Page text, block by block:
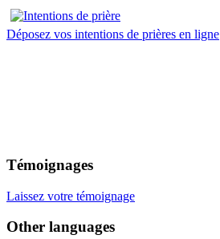
Déposez vos intentions de prières en ligne
Témoignages
Laissez votre témoignage
Other languages